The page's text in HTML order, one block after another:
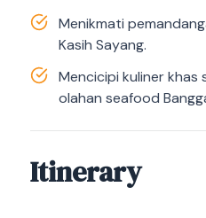
Menikmati
Kasih Sayang.
Mencicipi kuliner khas
olahan seafood
Itinerary